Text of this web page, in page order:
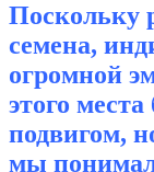
Поскольку
семена,
огромной
этого
подвигом,
мы